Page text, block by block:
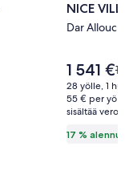
NICE
VILLA
NICE VILLA
Dar Allouche
17 % alennusta
Hinta
on
1 541 €
1 541 €
oli
1
1
28 yölle, 1 huvila
55 € per yö
sisältää verot ja